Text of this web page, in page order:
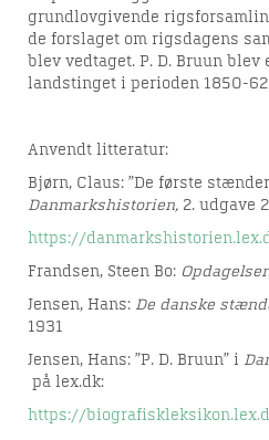
grundlovgivende
de forslaget om rigsdagens
blev vedtaget. P. D. Bruun
landstinget i perioden 1850-
Anvendt litteratur:
Bjørn, Claus: ”De første
Danmarkshistorien, 2. udgave
https://
Frandsen, Steen Bo:
Jensen, Hans: De danske
1931
Jensen, Hans: ”P. D. Bruun” i
på lex.dk:
https://